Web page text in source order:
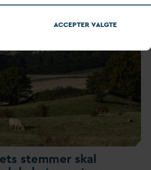
stemmer skal
ACCEPTERVALGTE